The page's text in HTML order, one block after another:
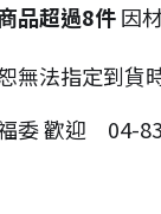
品超過8件因
無法指定到貨
委 歡迎
04-